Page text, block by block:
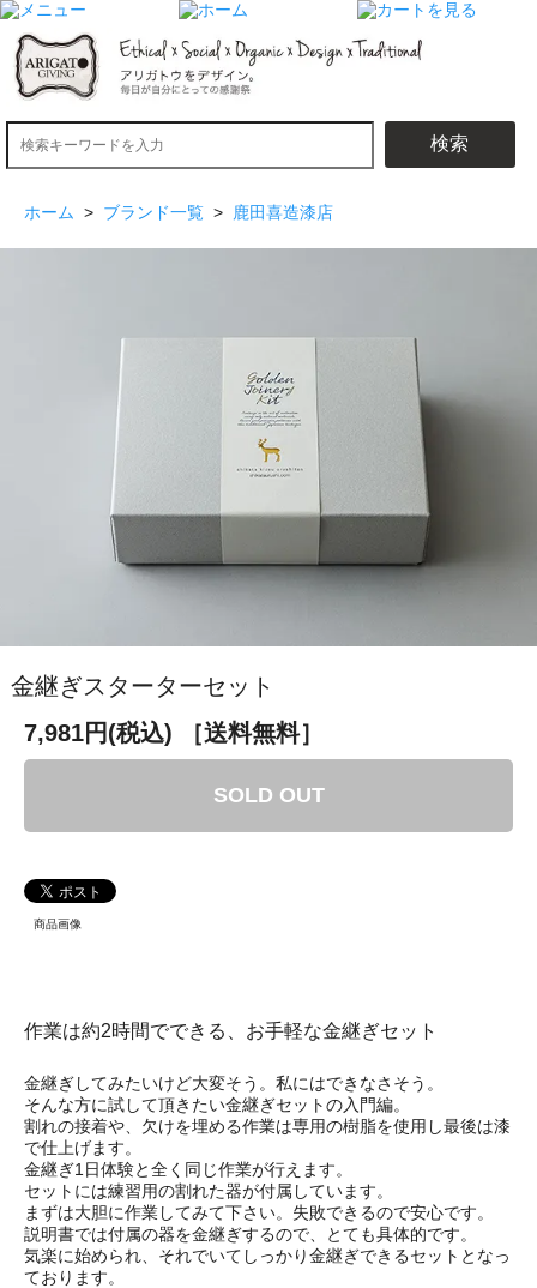
検索
ホーム > ブランド一覧 > 鹿田喜造漆店
金継ぎスターターセット
7,981円(税込)
［送料無料］
SOLD OUT
商品画像
作業は約2時間でできる、お手軽な金継ぎセット
金継ぎしてみたいけど大変そう。私にはできなさそう。
そんな方に試して頂きたい金継ぎセットの入門編。
割れの接着や、欠けを埋める作業は専用の樹脂を使用し最後は漆
で仕上げます。
金継ぎ1日体験と全く同じ作業が行えます。
セットには練習用の割れた器が付属しています。
まずは大胆に作業してみて下さい。失敗できるので安心です。
説明書では付属の器を金継ぎするので、とても具体的です。
気楽に始められ、それでいてしっかり金継ぎできるセットとなっ
ております。